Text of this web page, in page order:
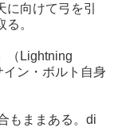
向けて弓を引
。
（Lightning
ン・ボルト自身
もままある。di